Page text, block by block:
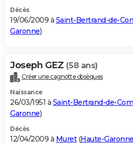
Décès
19/06/2009 à Saint-Bertrand-de-
Garonne)
Joseph GEZ (58 ans)
Créer une cagnotte obsèques
Naissance
26/03/1951 à Saint-Bertrand-de-
Garonne)
Décès
12/04/2009 à Muret(Haute-Garonne